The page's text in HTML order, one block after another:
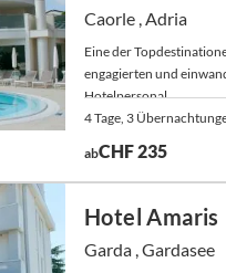
Caorle , Adria
Eine der
engagierten und
Hotelpersonal.
4 Tage, 3
abCHF 235
Hotel Amaris
Garda , Gardasee